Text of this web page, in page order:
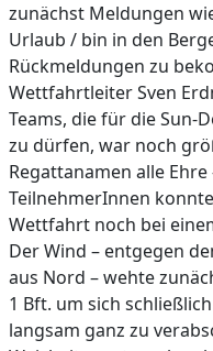
zunächst Meldungen
Urlaub / bin in den
Rückmeldungen zu
Wettfahrtleiter Sven
Teams, die für die Sun-
zu dürfen, war noch
Regattanamen alle
TeilnehmerInnen
Wettfahrt noch bei
Der Wind – entgegen
aus Nord – wehte
1 Bft. um sich
langsam ganz zu